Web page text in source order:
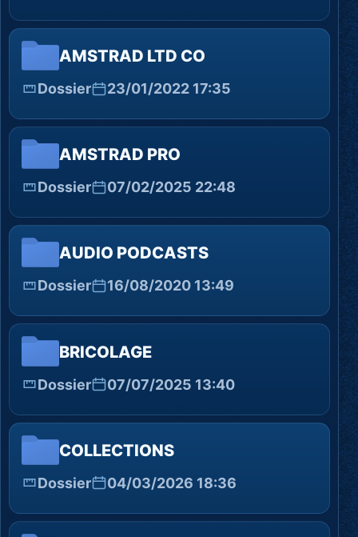
AMSTRAD LTD CO
Dossier 23/01/2022 17:35
AMSTRAD PRO
Dossier 07/02/2025 22:48
AUDIO PODCASTS
Dossier 16/08/2020 13:49
BRICOLAGE
Dossier 07/07/2025 13:40
COLLECTIONS
Dossier 04/03/2026 18:36